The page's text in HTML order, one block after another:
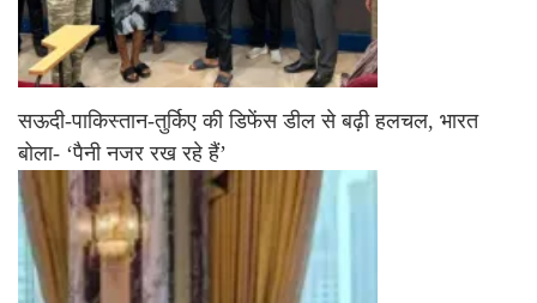
सऊदी-पाकिस्तान-तुर्किए की डिफेंस डील से बढ़ी हलचल, भारत
बोला- ‘पैनी नजर रख रहे हैं’